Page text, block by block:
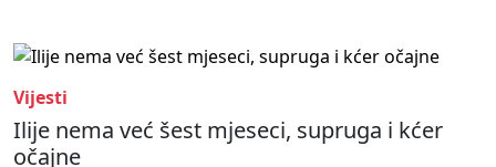
Vijesti
Ilije nema već šest mjeseci, supruga i kćer
očajne